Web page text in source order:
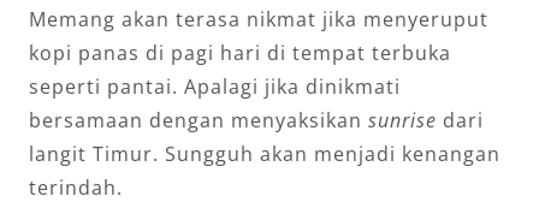
Memang akan terasa nikmat jika menyeruput
kopi panas di pagi hari di tempat terbuka
seperti pantai. Apalagi jika dinikmati
bersamaan dengan menyaksikan sunrise dari
langit Timur. Sungguh akan menjadi kenangan
terindah.